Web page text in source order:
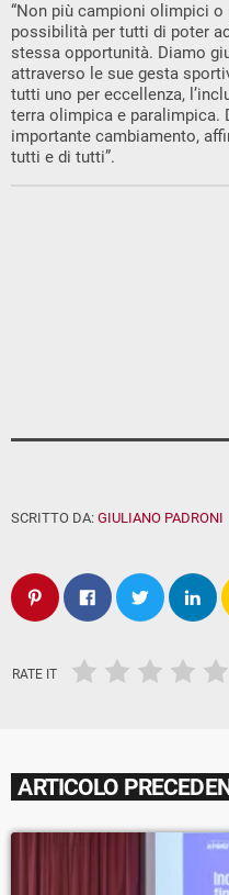
“Non più campioni olimpici o
possibilità per tutti di poter
stessa opportunità. Diamo
attraverso le sue gesta
tutti uno per eccellenza,
terra olimpica e paralimpica.
importante cambiamento,
tutti e di tutti”.
SCRITTO DA: GIULIANO PADRONI
RATE IT
ARTICOLO